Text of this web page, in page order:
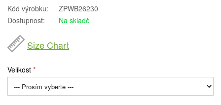
Kód výrobku:
ZPWB26230
Dostupnost:
Na skladě
Size Chart
Velikost